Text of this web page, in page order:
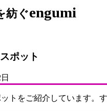
紡ぐengumi
ポット
トをご紹介しています。